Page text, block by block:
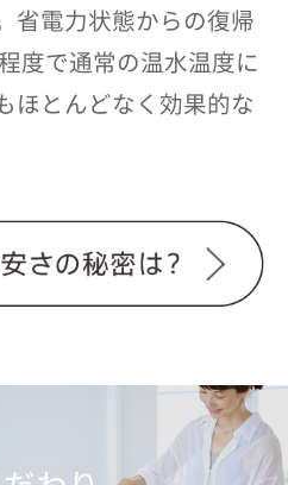
省電力状態からの復帰
度で通常の温水温度に
ほとんどなく効果的な